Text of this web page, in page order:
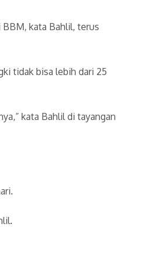
kata Bahlil, terus
tidak bisa lebih dari 25
kata Bahlil di tayangan